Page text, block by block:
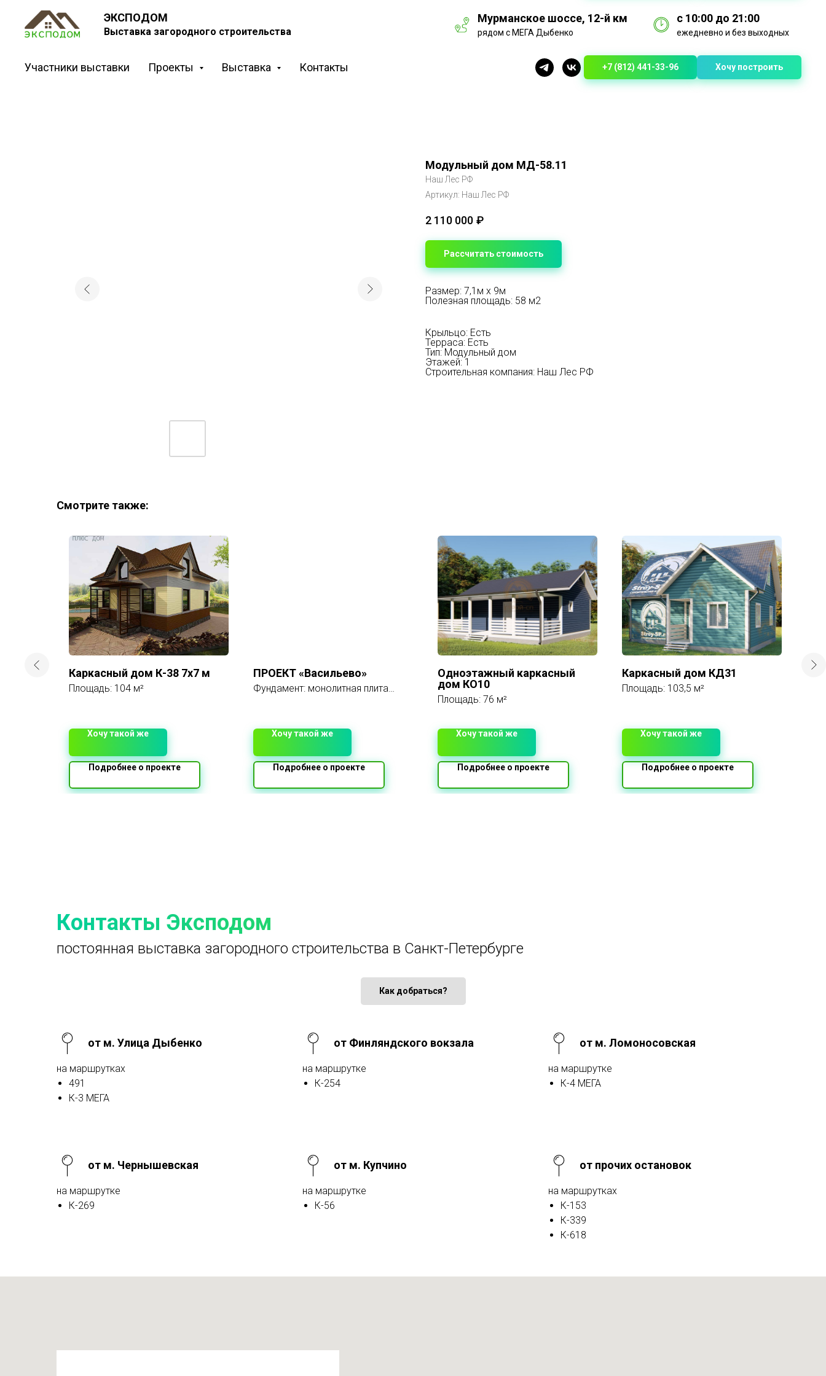
ЭКСПОДОМ
Выставка загородного строительства
Мурманское шоссе, 12-й км
рядом с МЕГА Дыбенко
с 10:00 до 21:00
ежедневно и без выходных
Участники выставки Проекты Выставка Контакты +7 (812) 441-33-96 Хочу построить
Модульный дом МД-58.11
Наш Лес РФ
Артикул: Наш Лес РФ
2 110 000 ₽
Рассчитать стоимость
Размер: 7,1м х 9м
Полезная площадь: 58 м2
Крыльцо: Есть
Терраса: Есть
Тип: Модульный дом
Этажей: 1
Строительная компания: Наш Лес РФ
Смотрите также:
Каркасный дом К-38 7х7 м
Площадь: 104 м²
Хочу такой же
Подробнее о проекте
ПРОЕКТ «Васильево»
Фундамент: монолитная плита
Перекрытия газобетонного дома:
монолитное бетонное заливное
профессиональной опалубкой.
Хочу такой же
Подробнее о проекте
Одноэтажный каркасный
дом КО10
Площадь: 76 м²
Хочу такой же
Подробнее о проекте
Каркасный дом КД31
Площадь: 103,5 м²
Хочу такой же
Подробнее о проекте
Контакты Эксподом
постоянная выставка загородного строительства в Санкт-Петербурге
Как добраться?
от м. Улица Дыбенко
на маршрутках
491
К-3 МЕГА
от Финляндского вокзала
на маршрутке
К-254
от м. Ломоносовская
на маршрутке
К-4 МЕГА
от м. Чернышевская
на маршрутке
К-269
от м. Купчино
на маршрутке
К-56
от прочих остановок
на маршрутках
К-153
К-339
К-618